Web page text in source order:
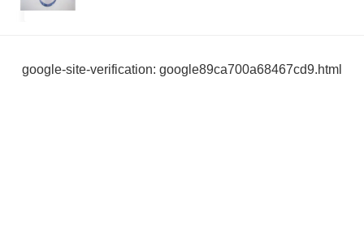
google-site-verification: google89ca700a68467cd9.html